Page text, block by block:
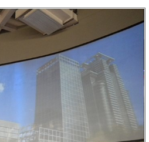
百科知识